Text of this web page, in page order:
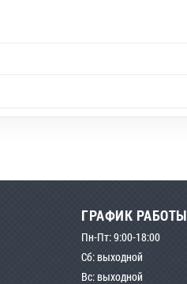
ГРАФИК РАБОТЫ
Пн-Пт: 9:00-18:00
Сб: выходной
Вс: выходной